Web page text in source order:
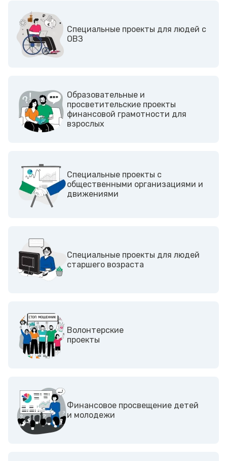
Cпециальные проекты для людей с
ОВЗ
Образовательные и
просветительские проекты
финансовой грамотности для
взрослых
Cпециальные проекты с
общественными организациями и
движениями
Специальные проекты для людей
старшего возраста
Волонтерские
проекты
Финансовое просвещение детей
и молодежи